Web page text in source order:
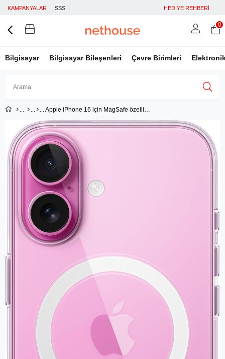
KAMPANYALAR SSS HEDİYE REHBERİ
Bilgisayar Bilgisayar Bileşenleri Çevre Birimleri
Üye Girişi Üye Ol
0
Apple iPhone 16 için MagSafe özellikli Şeffaf Kılıf ​​​​​​​